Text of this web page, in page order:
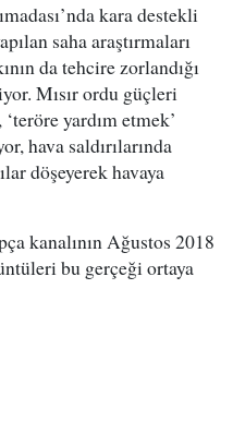
kara destekli
saha araştırmaları
da tehcire zorlandığı
Mısır ordu güçleri
yardım etmek’
hava saldırılarında
döşeyerek havaya
kanalının Ağustos 2018
bu gerçeği ortaya